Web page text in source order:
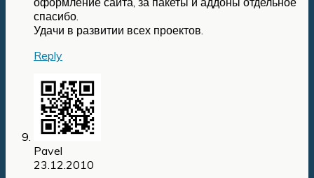
спасибо.
Удачи в развитии всех проектов.
Reply
Pavel
23.12.2010